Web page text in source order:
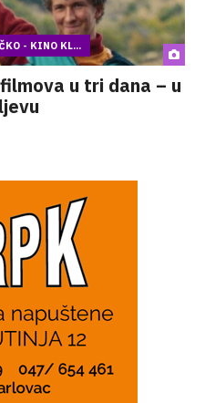
- KINO KL...
u tri dana – u